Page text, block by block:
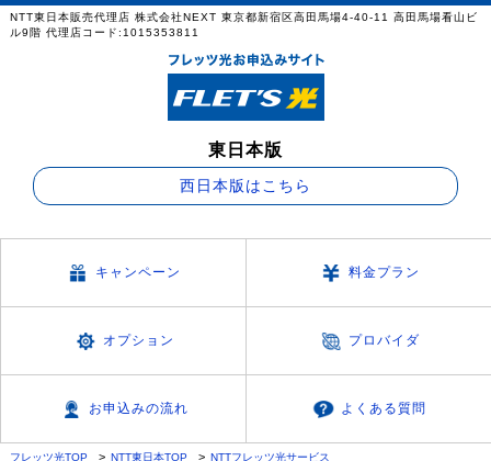
NTT東日本販売代理店 株式会社NEXT 東京都新宿区高田馬場4-40-11 高田馬場看山ビ
ル9階 代理店コード:1015353811
東日本版
西日本版はこちら
キャンペーン 料金プラン
オプション プロバイダ
お申込みの流れ よくある質問
フレッツ光TOP NTT東日本TOP NTTフレッツ光サービス